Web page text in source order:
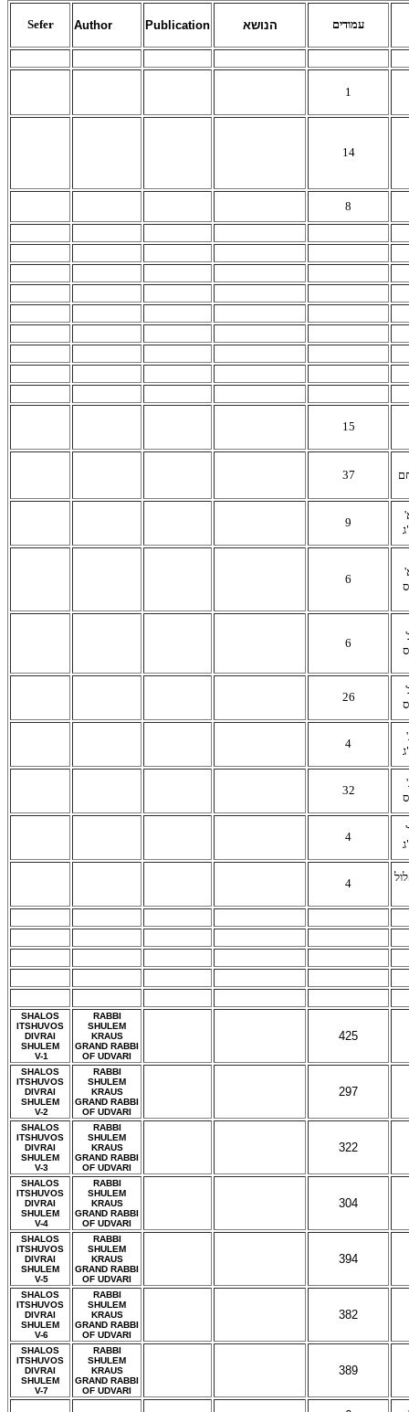
Sefer Author Publication הנושא עמודים
1
14
8
15
37
9
6
6
26
4
32
4
4
SHALOS
ITSHUVOS
DIVRAI
SHULEM
V-1
RABBI
SHULEM
KRAUS
GRAND RABBI
OF UDVARI
425
SHALOS
ITSHUVOS
DIVRAI
SHULEM
V-2
RABBI
SHULEM
KRAUS
GRAND RABBI
OF UDVARI
297
SHALOS
ITSHUVOS
DIVRAI
SHULEM
V-3
RABBI
SHULEM
KRAUS
GRAND RABBI
OF UDVARI
322
SHALOS
ITSHUVOS
DIVRAI
SHULEM
V-4
RABBI
SHULEM
KRAUS
GRAND RABBI
OF UDVARI
304
SHALOS
ITSHUVOS
DIVRAI
SHULEM
V-5
RABBI
SHULEM
KRAUS
GRAND RABBI
OF UDVARI
394
SHALOS
ITSHUVOS
DIVRAI
SHULEM
V-6
RABBI
SHULEM
KRAUS
GRAND RABBI
OF UDVARI
382
SHALOS
ITSHUVOS
DIVRAI
SHULEM
V-7
RABBI
SHULEM
KRAUS
GRAND RABBI
OF UDVARI
389